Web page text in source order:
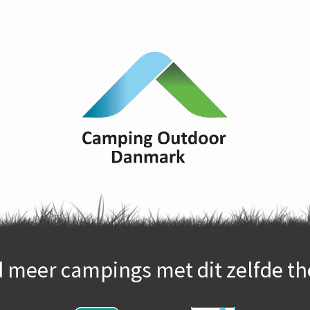
meer campings met dit zelfde